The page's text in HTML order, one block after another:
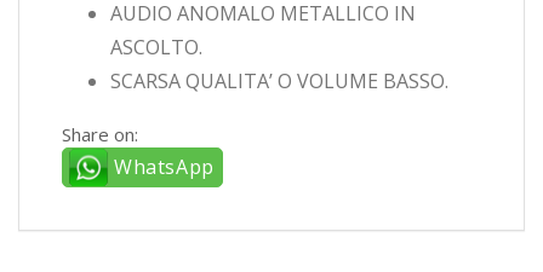
AUDIO ANOMALO METALLICO IN
ASCOLTO.
SCARSA QUALITA’ O VOLUME BASSO.
Share on:
WhatsApp